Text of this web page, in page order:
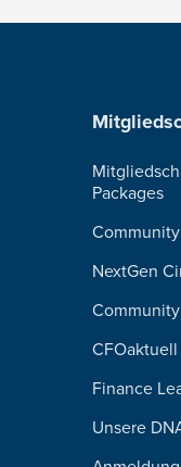
Packages
NextGen
CFOaktuell
Finance
Unsere